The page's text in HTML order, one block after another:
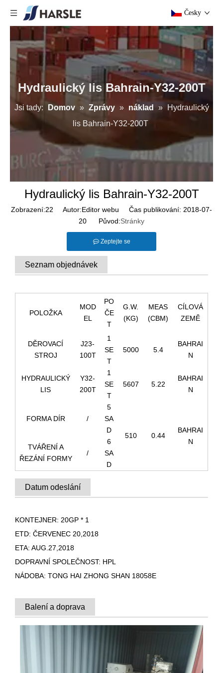
Česky
Hydraulický lis Bahrain-Y32-200T
Jsi tady: Domov » Zprávy » náklad » Hydraulický
lis Bahrain-Y32-200T
Hydraulický lis Bahrain-Y32-200T
Zobrazení:22 Autor:Editor webu Čas publikování: 2018-07-
20 Původ:Stránky
Zeptejte se
Seznam objednávek
POLOŽKA
MOD
EL
PO
ČE
T
G.W.
(KG)
MEAS
(CBM)
CÍLOVÁ
ZEMĚ
DĚROVACÍ
STROJ
J23-
100T
1
SE
T
5000 5.4
BAHRAI
N
HYDRAULICKÝ
LIS
Y32-
200T
1
SE
T
5607 5.22
BAHRAI
N
FORMA DÍR /
5
SA
D
510 0.44
BAHRAI
N
TVÁŘENÍ A
ŘEZÁNÍ FORMY
/
6
SA
D
Datum odeslání
KONTEJNER: 20GP * 1
ETD: ČERVENEC 20,2018
ETA: AUG.27,2018
DOPRAVNÍ SPOLEČNOST: HPL
NÁDOBA: TONG HAI ZHONG SHAN 18058E
Balení a doprava